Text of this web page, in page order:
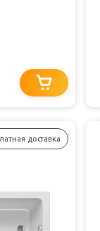
доставка